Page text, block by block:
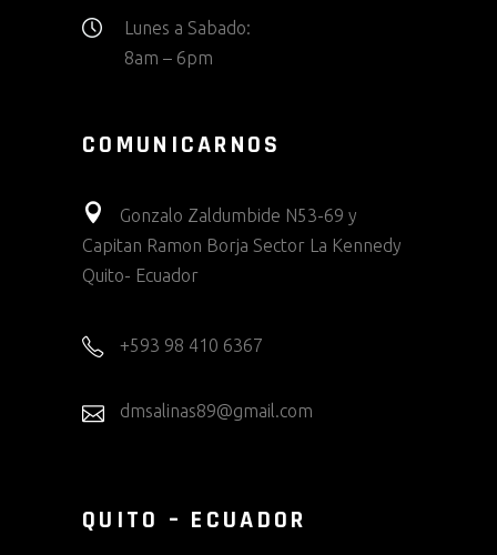
Lunes a Sabado:
8am – 6pm
COMUNICARNOS
Gonzalo Zaldumbide N53-69 y
Capitan Ramon Borja Sector La Kennedy
Quito- Ecuador
+593 98 410 6367
dmsalinas89@gmail.com
QUITO – ECUADOR